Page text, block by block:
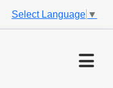
Select Language ▼